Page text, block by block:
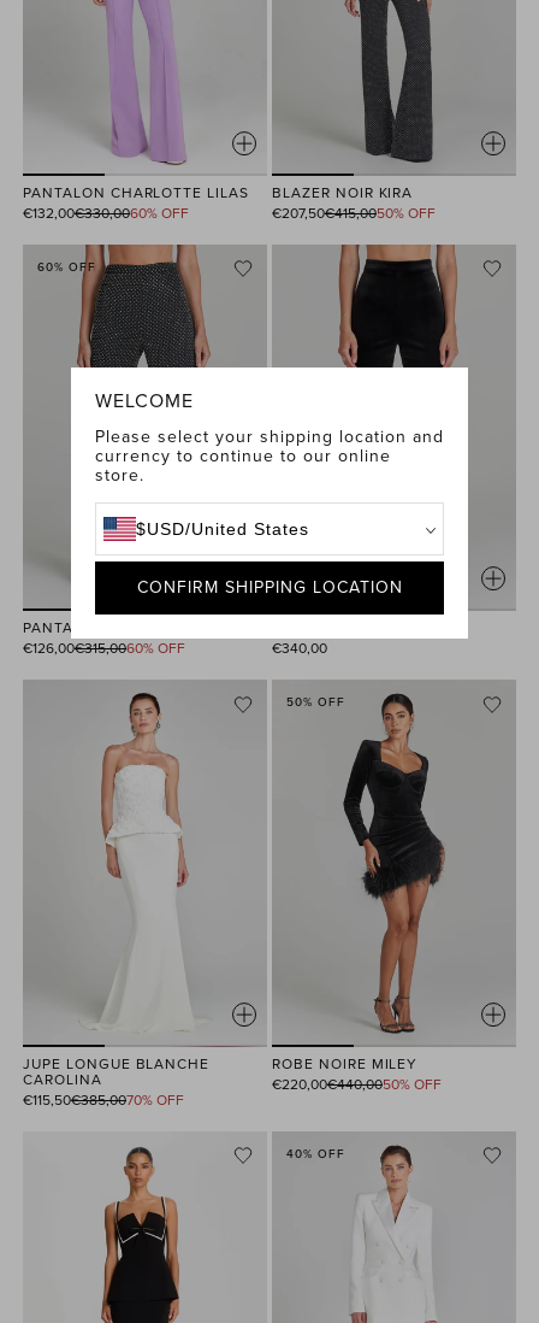
PANTALON CHARLOTTE LILAS
€132,00
Prix
habituel
€330,0060% OFF
BLAZER NOIR KIRA
€207,50
Prix
habituel
€415,0050% OFF
60% OFF
PANTALON NOIR KIRA
€126,00
Prix
habituel
€315,0060% OFF
€340,00
JUPE LONGUE BLANCHE
CAROLINA
€115,50
Prix
habituel
€385,0070% OFF
50% OFF
ROBE NOIRE MILEY
€220,00
Prix
habituel
€440,0050% OFF
40% OFF
WELCOME
Please select your shipping location and
currency to continue to our online
store.
$USD/United States
CONFIRM SHIPPING LOCATION